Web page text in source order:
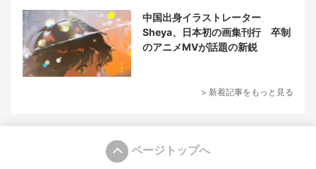
中国出身イラストレーター
Sheya、日本初の画集刊行 卒制
のアニメMVが話題の新鋭
> 新着記事をもっと見る
ページトップへ